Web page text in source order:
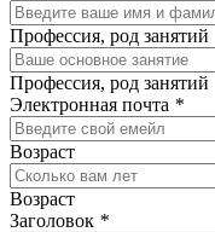
Профессия, род занятий
Профессия, род занятий
Электронная почта *
Возраст
Возраст
Заголовок *